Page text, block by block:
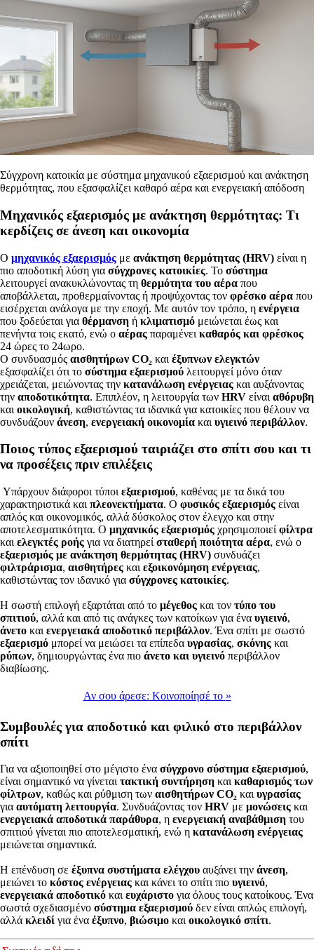
Σύγχρονη κατοικία με σύστημα μηχανικού εξαερισμού και ανάκτηση
θερμότητας, που εξασφαλίζει καθαρό αέρα και ενεργειακή απόδοση
Μηχανικός εξαερισμός με ανάκτηση θερμότητας: Τι
κερδίζεις σε άνεση και οικονομία
Ο μηχανικός εξαερισμός με ανάκτηση θερμότητας (HRV) είναι η
πιο αποδοτική λύση για σύγχρονες κατοικίες. Το σύστημα
λειτουργεί ανακυκλώνοντας τη θερμότητα του αέρα που
αποβάλλεται, προθερμαίνοντας ή προψύχοντας τον φρέσκο αέρα που
εισέρχεται ανάλογα με την εποχή. Με αυτόν τον τρόπο, η ενέργεια
που ξοδεύεται για θέρμανση ή κλιματισμό μειώνεται έως και
πενήντα τοις εκατό, ενώ ο αέρας παραμένει καθαρός και φρέσκος
24 ώρες το 24ωρο.
Ο συνδυασμός αισθητήρων CO₂ και έξυπνων ελεγκτών
εξασφαλίζει ότι το σύστημα εξαερισμού λειτουργεί μόνο όταν
χρειάζεται, μειώνοντας την κατανάλωση ενέργειας και αυξάνοντας
την αποδοτικότητα. Επιπλέον, η λειτουργία των HRV είναι αθόρυβη
και οικολογική, καθιστώντας τα ιδανικά για κατοικίες που θέλουν να
συνδυάζουν άνεση, ενεργειακή οικονομία και υγιεινό περιβάλλον.
Ποιος τύπος εξαερισμού ταιριάζει στο σπίτι σου και τι
να προσέξεις πριν επιλέξεις
Υπάρχουν διάφοροι τύποι εξαερισμού, καθένας με τα δικά του
χαρακτηριστικά και πλεονεκτήματα. Ο φυσικός εξαερισμός είναι
απλός και οικονομικός, αλλά δύσκολος στον έλεγχο και στην
αποτελεσματικότητα. Ο μηχανικός εξαερισμός χρησιμοποιεί φίλτρα
και ελεγκτές ροής για να διατηρεί σταθερή ποιότητα αέρα, ενώ ο
εξαερισμός με ανάκτηση θερμότητας (HRV) συνδυάζει
φιλτράρισμα, αισθητήρες και εξοικονόμηση ενέργειας,
καθιστώντας τον ιδανικό για σύγχρονες κατοικίες.
Η σωστή επιλογή εξαρτάται από το μέγεθος και τον τύπο του
σπιτιού, αλλά και από τις ανάγκες των κατοίκων για ένα υγιεινό,
άνετο και ενεργειακά αποδοτικό περιβάλλον. Ένα σπίτι με σωστό
εξαερισμό μπορεί να μειώσει τα επίπεδα υγρασίας, σκόνης και
ρύπων, δημιουργώντας ένα πιο άνετο και υγιεινό περιβάλλον
διαβίωσης.
Αν σου άρεσε: Κοινοποίησέ το »
Συμβουλές για αποδοτικό και φιλικό στο περιβάλλον
σπίτι
Για να αξιοποιηθεί στο μέγιστο ένα σύγχρονο σύστημα εξαερισμού,
είναι σημαντικό να γίνεταιτακτική συντήρηση καικαθαρισμός των
φίλτρων, καθώς και ρύθμιση των αισθητήρων CO₂ καιυγρασίας
για αυτόματη λειτουργία. Συνδυάζοντας τον HRV με μονώσεις και
ενεργειακά αποδοτικά παράθυρα, η ενεργειακή αναβάθμιση του
σπιτιού γίνεται πιο αποτελεσματική, ενώ η κατανάλωση ενέργειας
μειώνεται σημαντικά.
Η επένδυση σε έξυπνα συστήματα ελέγχου αυξάνει την άνεση,
μειώνει το κόστος ενέργειας και κάνει το σπίτι πιο υγιεινό,
ενεργειακά αποδοτικό καιευχάριστο για όλους τους κατοίκους. Ένα
σωστά σχεδιασμένο σύστημα εξαερισμού δεν είναι απλώς επιλογή,
αλλά κλειδί για ένα έξυπνο, βιώσιμο καιοικολογικό σπίτι.